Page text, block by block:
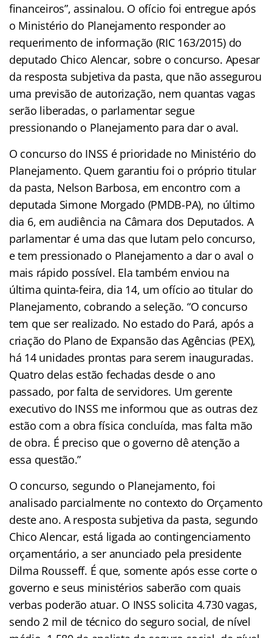
financeiros”, assinalou. O ofício foi entregue após
o Ministério do Planejamento responder ao
requerimento de informação (RIC 163/2015) do
deputado Chico Alencar, sobre o concurso. Apesar
da resposta subjetiva da pasta, que não assegurou
uma previsão de autorização, nem quantas vagas
serão liberadas, o parlamentar segue
pressionando o Planejamento para dar o aval.
O concurso do INSS é prioridade no Ministério do
Planejamento. Quem garantiu foi o próprio titular
da pasta, Nelson Barbosa, em encontro com a
deputada Simone Morgado (PMDB-PA), no último
dia 6, em audiência na Câmara dos Deputados. A
parlamentar é uma das que lutam pelo concurso,
e tem pressionado o Planejamento a dar o aval o
mais rápido possível. Ela também enviou na
última quinta-feira, dia 14, um ofício ao titular do
Planejamento, cobrando a seleção. “O concurso
tem que ser realizado. No estado do Pará, após a
criação do Plano de Expansão das Agências (PEX),
há 14 unidades prontas para serem inauguradas.
Quatro delas estão fechadas desde o ano
passado, por falta de servidores. Um gerente
executivo do INSS me informou que as outras dez
estão com a obra física concluída, mas falta mão
de obra. É preciso que o governo dê atenção a
essa questão.”
O concurso, segundo o Planejamento, foi
analisado parcialmente no contexto do Orçamento
deste ano. A resposta subjetiva da pasta, segundo
Chico Alencar, está ligada ao contingenciamento
orçamentário, a ser anunciado pela presidente
Dilma Rousseff. É que, somente após esse corte o
governo e seus ministérios saberão com quais
verbas poderão atuar. O INSS solicita 4.730 vagas,
sendo 2 mil de técnico do seguro social, de nível